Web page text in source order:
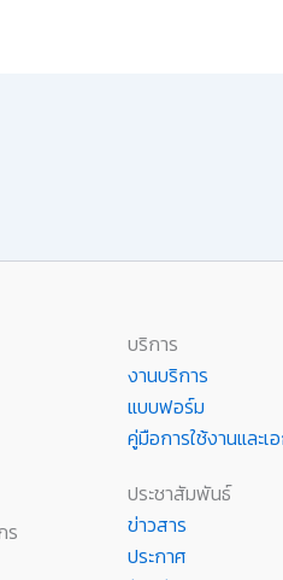
ร
บริการ
งานบริการ
แบบฟอร์ม
คู่มือการใช้งานและเ
ประชาสัมพันธ์
ข่าวสาร
ประกาศ